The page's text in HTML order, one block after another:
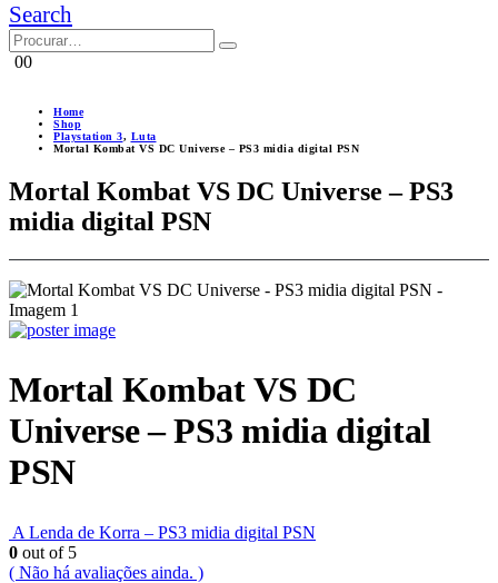
Search
00
Home
Shop
Playstation 3, Luta
Mortal Kombat VS DC Universe – PS3 midia digital PSN
Mortal Kombat VS DC Universe – PS3
midia digital PSN
Mortal Kombat VS DC
Universe – PS3 midia digital
PSN
A Lenda de Korra – PS3 midia digital PSN
0 out of 5
( Não há avaliações ainda. )